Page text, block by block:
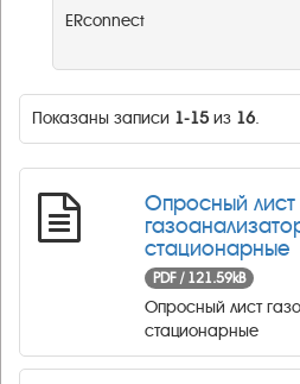
ERconnect
Показаны записи 1-15из 16.
Опросный лист
стационарные
PDF / 121.59kB
Опросный лист
стационарные